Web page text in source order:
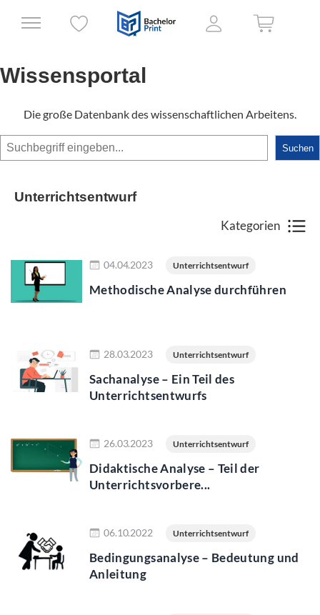
Wissensportal
Die große Datenbank des wissenschaftlichen Arbeitens.
Suchen Suchen
Unterrichtsentwurf
Kategorien
04.04.2023 Unterrichtsentwurf
Methodische Analyse durchführen
28.03.2023 Unterrichtsentwurf
Sachanalyse – Ein Teil des
Unterrichtsentwurfs
26.03.2023 Unterrichtsentwurf
Didaktische Analyse – Teil der
Unterrichtsvorbere...
06.10.2022 Unterrichtsentwurf
Bedingungsanalyse – Bedeutung und
Anleitung